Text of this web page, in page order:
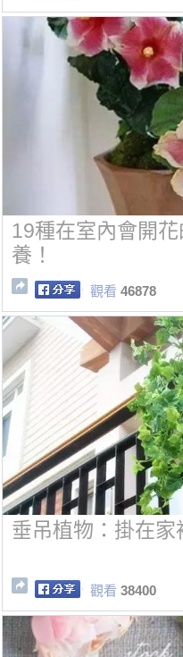
19種在室內會開
養！
觀看 46878
垂吊植物：掛在家
觀看 38400